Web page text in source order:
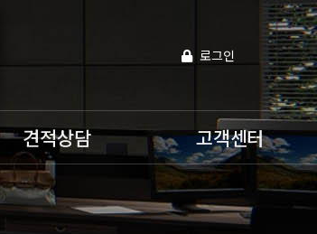
로그인
견적상담
견적의뢰
프로젝트 진행상황
고객센터
공지사항
협력업체등록